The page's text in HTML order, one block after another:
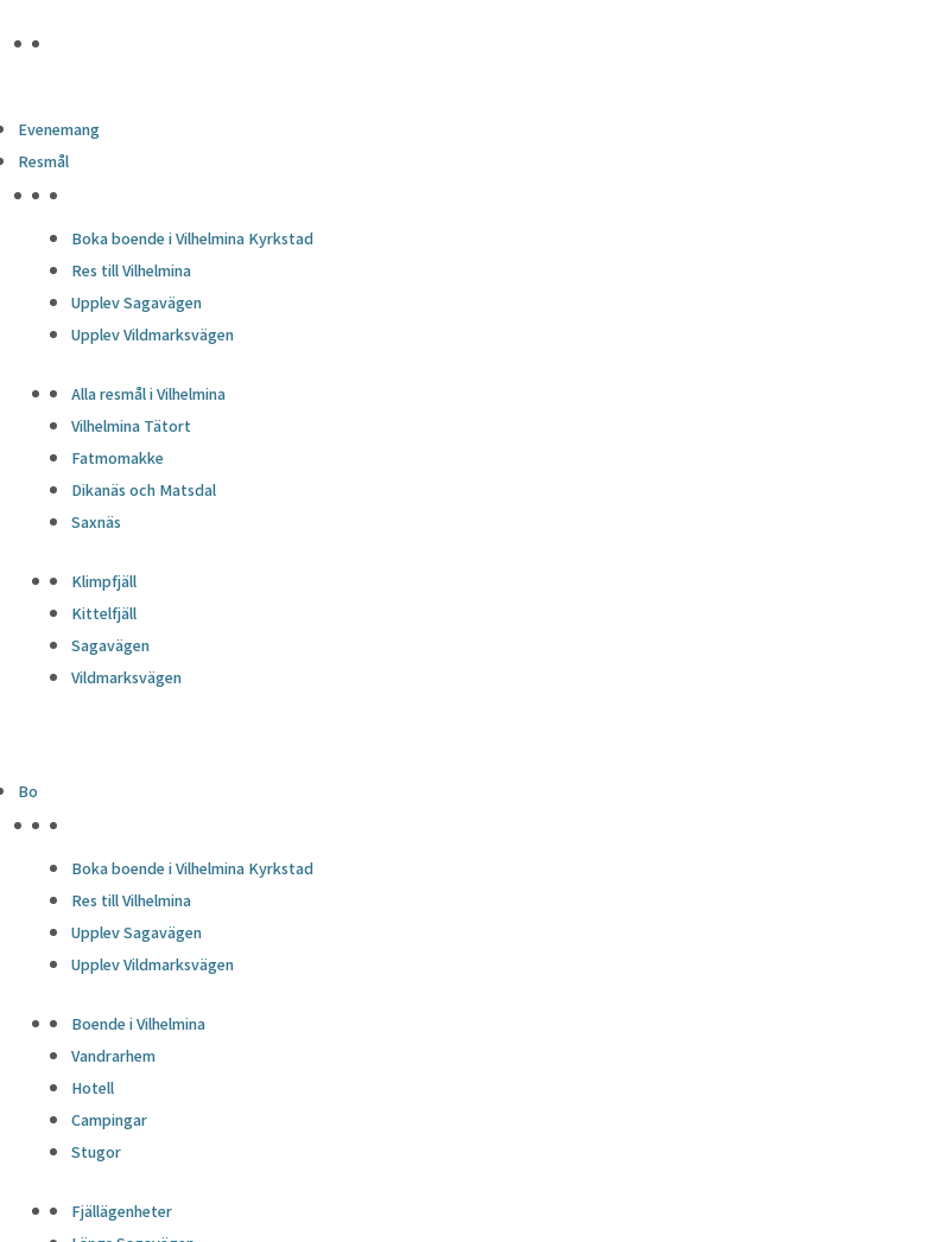
Evenemang
Resmål
Boka boende i Vilhelmina Kyrkstad
Res till Vilhelmina
Upplev Sagavägen
Upplev Vildmarksvägen
Alla resmål i Vilhelmina
Vilhelmina Tätort
Fatmomakke
Dikanäs och Matsdal
Saxnäs
Klimpfjäll
Kittelfjäll
Sagavägen
Vildmarksvägen
Bo
Boka boende i Vilhelmina Kyrkstad
Res till Vilhelmina
Upplev Sagavägen
Upplev Vildmarksvägen
Boende i Vilhelmina
Vandrarhem
Hotell
Campingar
Stugor
Fjällägenheter